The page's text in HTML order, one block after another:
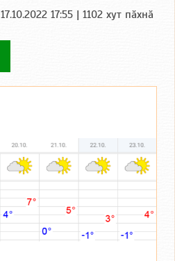
17.10.2022 17:55 | 1102 хут пӑхнӑ